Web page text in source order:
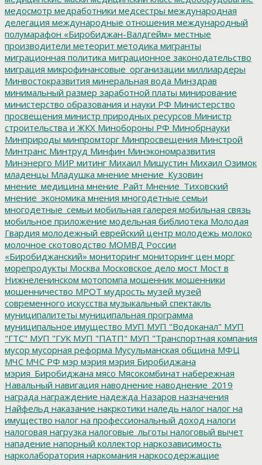
медосмотр медработники медсестры международная
делегация международные отношения международный
полумарафон «Биробиджан-Валдгейм» местные
производители метеорит методика мигранты
миграционная политика миграционное законодательство
миграция микрофинансовые_организации миллиардеры
Минвостокразвития минеральная вода Минздрав
минимальный размер заработной платы минирование
министерство образования и науки РФ Министерство
просвещения министр природных ресурсов Министр
строительства и ЖКХ Минобороны РФ Минобрнауки
Минприроды минпромторг Минпросвещения Минстрой
Минтранс Минтруд Минфин Минэкономразвития
Минэнерго МИР митинг Михаил Мишустин Михаил Озимок
младенцы Младушка мнение мнение_Кузовин
мнение_медицина мнение_Райт Мнение_Тиховский
мнение_экономика мнения многодетные семьи
многодетные_семьи мобильная галерея мобильная связь
мобильное приложение модельная библиотека Молодая
Гвардия молодежный еврейский центр молодежь молоко
молочное скотоводство МОМВД России
«Биробиджанский» мониторинг мониторинг цен морг
морепродукты Москва Московское дело мост Мост в
Нижнеленинском мотопомпа мошенник мошенники
мошенничество МРОТ мудрость музей музей
современного искусства музыкальный спектакль
муниципалитеты муниципальная программа
муниципальное имущество МУП МУП "Водоканал" МУП
"ГТС" МУП "ГУК МУП "ПАТП" МУП "Транспортная компания
мусор мусорная реформа Мусульманская община МФЦ
МЧС МЧС РФ мэр мэрия мэрия Биробиджана
мэрия_Биробиджана мясо Мясокомбинат набережная
Навальный навигация наводнение наводнение_2019
награда награждение надежда Назаров назначения
Найфельд наказание накркотики наледь налог налог на
имущество налог на профессиональный доход налоги
налоговая нагрузка налоговые_льготы налоговый вычет
нападение напорный коллектор наркозависимость
нарколаборатория наркомания наркосодержащие